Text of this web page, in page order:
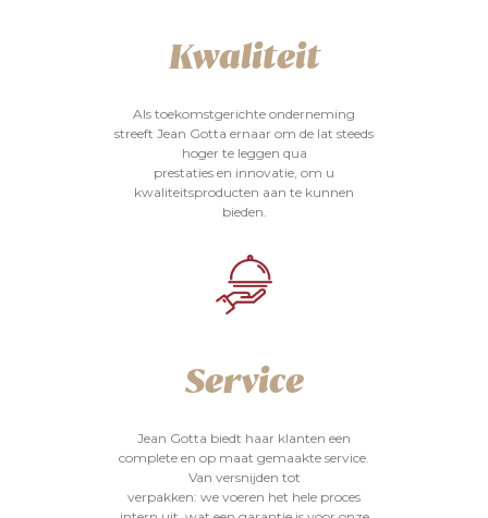
Kwaliteit
Als toekomstgerichte onderneming
streeft Jean Gotta ernaar om de lat steeds
hoger te leggen qua
prestaties en innovatie, om u
kwaliteitsproducten aan te kunnen
bieden.
Service
Jean Gotta biedt haar klanten een
complete en op maat gemaakte service.
Van versnijden tot
verpakken: we voeren het hele proces